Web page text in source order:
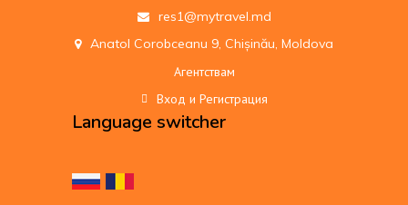
res1@mytravel.md
Anatol Corobceanu 9, Chișinău, Moldova
Агентствам
Вход и Регистрация
Language switcher